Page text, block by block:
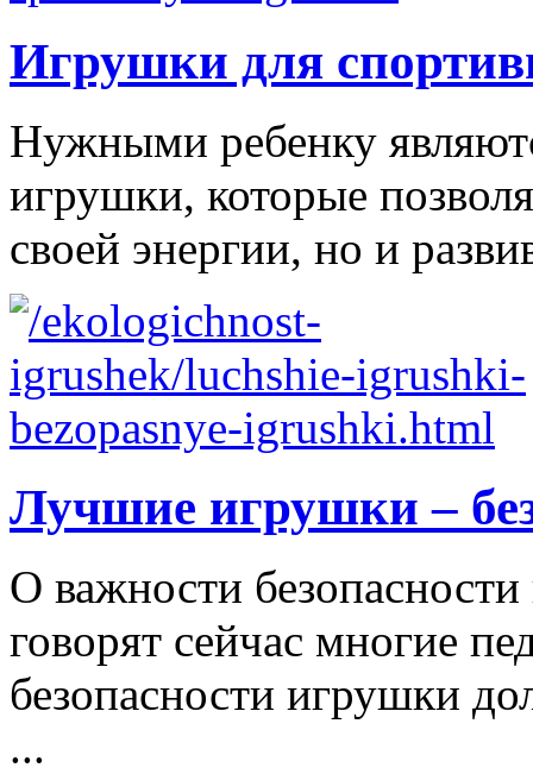
Игрушки для
Нужными ребенку
игрушки, которые
своей энергии, но и
Лучшие игрушки –
О важности
говорят сейчас многие
безопасности игрушки
...